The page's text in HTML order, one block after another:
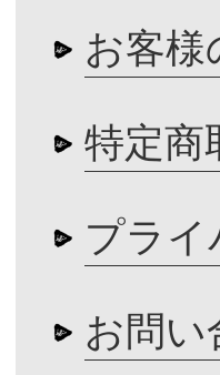
お客様
特定商
プライ
お問い